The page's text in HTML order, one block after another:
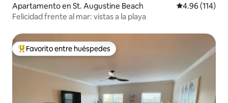
Apartamento en St. Augustine Beach Calificación
4.96 (114)
Felicidad frente al mar: vistas a la playa
Favorito entre huéspedes preferido
Favorito entre huéspedes